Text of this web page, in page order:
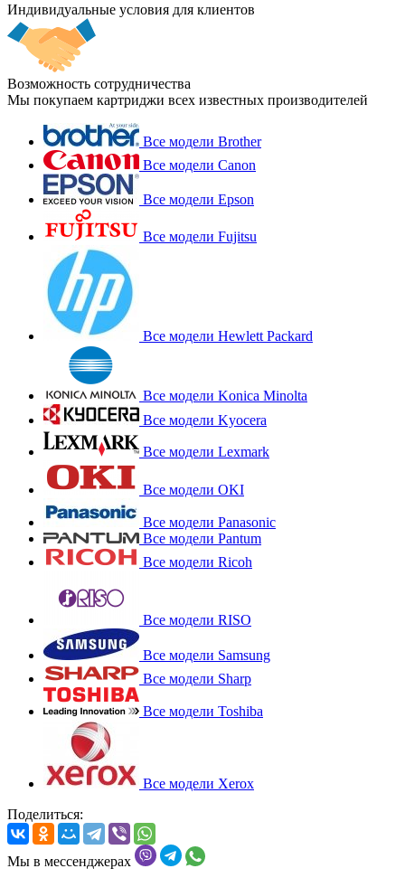
Индивидуальные условия для клиентов
Возможность сотрудничества
Мы покупаем картриджи всех известных производителей
Все модели Brother
Все модели Canon
Все модели Epson
Все модели Fujitsu
Все модели Hewlett Packard
Все модели Konica Minolta
Все модели Kyocera
Все модели Lexmark
Все модели OKI
Все модели Panasonic
Все модели Pantum
Все модели Ricoh
Все модели RISO
Все модели Samsung
Все модели Sharp
Все модели Toshiba
Все модели Xerox
Поделиться:
Мы в мессенджерах